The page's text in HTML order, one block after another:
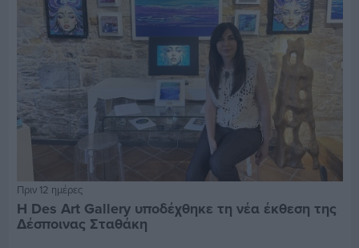
Πριν 12 ημέρες
Η Des Art Gallery υποδέχθηκε τη νέα έκθεση της
Δέσποινας Σταθάκη